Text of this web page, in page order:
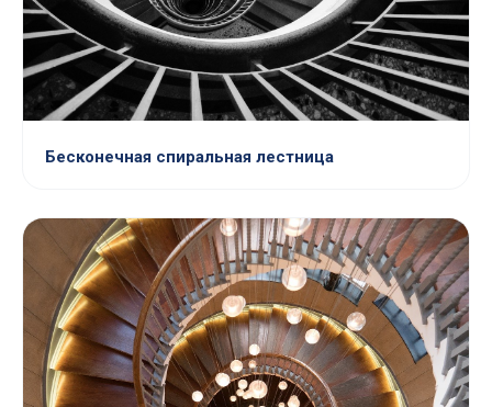
Бесконечная спиральная лестница